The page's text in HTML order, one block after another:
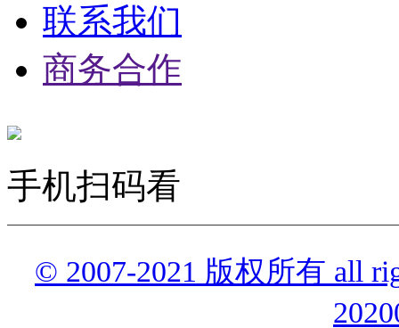
联系我们
商务合作
手机扫码看
© 2007-2021 版权所有 all